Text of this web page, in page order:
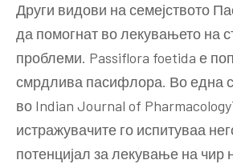
Други видови на семејството
да помогнат во лекувањето на
проблеми. Passiflora foetida е
смрдлива пасифлора. Во една
во Indian Journal of
истражувачите го испитуваа
потенцијал за лекување на чир